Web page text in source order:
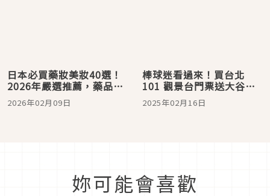
日本必買藥妝美妝40選！
2026年嚴選推薦，藥品保
養彩妝商品都有！
2026年02月09日
棒球迷看過來！買台北
101 觀景台門票送大谷翔
平限量包裝綠茶，還有
「夢想高飛」特展可參觀
2025年02月16日
妳可能會喜歡